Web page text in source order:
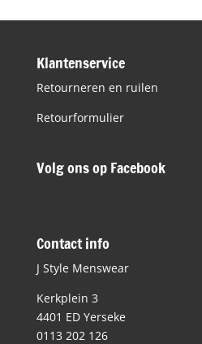
Klantenservice
Retourneren en ruilen
Retourformulier
Volg ons op Facebook
Contact info
J Style Menswear
Kerkplein 3
4401 ED Yerseke
0113 202 126